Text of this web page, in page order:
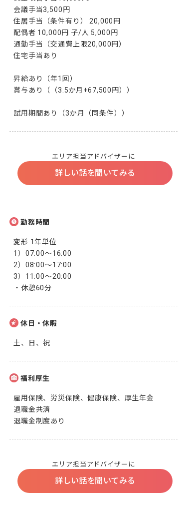
会議手当3,500円
住居手当（条件有り） 20,000円
配偶者 10,000円 子/人 5,000円
通勤手当（交通費上限20,000円）
住宅手当あり
昇給あり（年1回）
賞与あり（（3.5か月+67,500円））
試用期間あり（3か月（同条件））
エリア担当アドバイザーに
詳しい話を聞いてみる
勤務時間
変形 1年単位
1）07:00～16:00
2）08:00～17:00
3）11:00～20:00
・休憩60分
休日・休暇
土、日、祝
福利厚生
雇用保険、労災保険、健康保険、厚生年金
退職金共済
退職金制度あり
エリア担当アドバイザーに
詳しい話を聞いてみる